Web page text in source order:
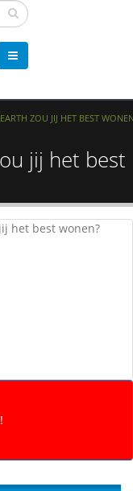
ZOU JIJ HET BEST
jij het best
het best wonen?